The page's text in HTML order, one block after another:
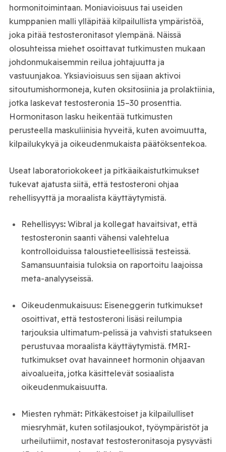
hormonitoimintaan. Moniavioisuus tai useiden
kumppanien malli ylläpitää kilpailullista ympäristöä,
joka pitää testosteronitasot ylempänä. Näissä
olosuhteissa miehet osoittavat tutkimusten mukaan
johdonmukaisemmin reilua johtajuutta ja
vastuunjakoa. Yksiavioisuus sen sijaan aktivoi
sitoutumishormoneja, kuten oksitosiinia ja prolaktiinia,
jotka laskevat testosteronia 15–30 prosenttia.
Hormonitason lasku heikentää tutkimusten
perusteella maskuliinisia hyveitä, kuten avoimuutta,
kilpailukykyä ja oikeudenmukaista päätöksentekoa.
Useat laboratoriokokeet ja pitkäaikaistutkimukset
tukevat ajatusta siitä, että testosteroni ohjaa
rehellisyyttä ja moraalista käyttäytymistä.
Rehellisyys:Wibral ja kollegat havaitsivat, että
testosteronin saanti vähensi valehtelua
kontrolloiduissa taloustieteellisissä testeissä.
Samansuuntaisia tuloksia on raportoitu laajoissa
meta-analyyseissä.
Oikeudenmukaisuus:Eiseneggerin tutkimukset
osoittivat, että testosteroni lisäsi reilumpia
tarjouksia ultimatum-pelissä ja vahvisti statukseen
perustuvaa moraalista käyttäytymistä. fMRI-
tutkimukset ovat havainneet hormonin ohjaavan
aivoalueita, jotka käsittelevät sosiaalista
oikeudenmukaisuutta.
Miesten ryhmät:Pitkäkestoiset ja kilpailulliset
miesryhmät, kuten sotilasjoukot, työympäristöt ja
urheilutiimit, nostavat testosteronitasoja pysyvästi